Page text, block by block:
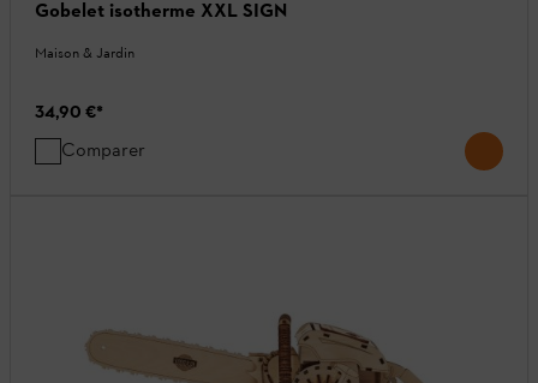
Gobelet isotherme XXL SIGN
Maison & Jardin
34,90 €*
Comparer